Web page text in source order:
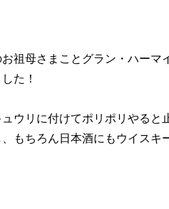
祖母さまことグラン・ハーマ
た！
ウリに付けてポリポリやると
もちろん日本酒にもウイスキ